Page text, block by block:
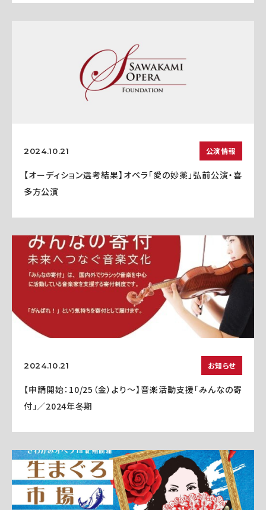
2024.10.21 公演情報
【オーディション選考結果】オペラ「愛の妙薬」弘前公演・喜
多方公演
2024.10.21 お知らせ
【申請開始：10/25（金）より～】音楽活動支援「みんなの寄
付」／2024年冬期